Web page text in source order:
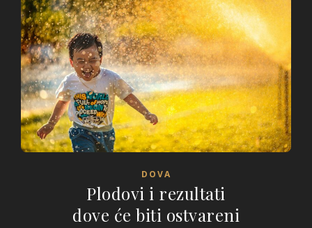
DOVA
Plodovi i rezultati
dove će biti ostvareni